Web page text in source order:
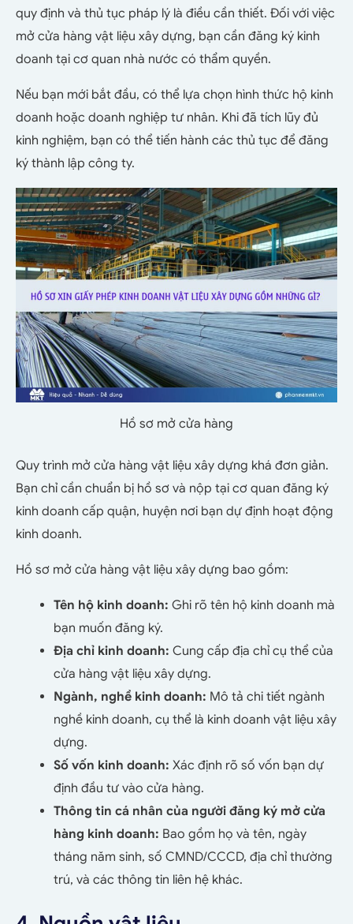
quy định và thủ tục pháp lý là điều cần thiết. Đối với việc
mở cửa hàng vật liệu xây dựng, bạn cần đăng ký kinh
doanh tại cơ quan nhà nước có thẩm quyền.
Nếu bạn mới bắt đầu, có thể lựa chọn hình thức hộ kinh
doanh hoặc doanh nghiệp tư nhân. Khi đã tích lũy đủ
kinh nghiệm, bạn có thể tiến hành các thủ tục để đăng
ký thành lập công ty.
Hồ sơ mở cửa hàng
Quy trình mở cửa hàng vật liệu xây dựng khá đơn giản.
Bạn chỉ cần chuẩn bị hồ sơ và nộp tại cơ quan đăng ký
kinh doanh cấp quận, huyện nơi bạn dự định hoạt động
kinh doanh.
Hồ sơ mở cửa hàng vật liệu xây dựng bao gồm:
Tên hộ kinh doanh: Ghi rõ tên hộ kinh doanh mà
bạn muốn đăng ký.
Địa chỉ kinh doanh: Cung cấp địa chỉ cụ thể của
cửa hàng vật liệu xây dựng.
Ngành, nghề kinh doanh: Mô tả chi tiết ngành
nghề kinh doanh, cụ thể là kinh doanh vật liệu xây
dựng.
Số vốn kinh doanh: Xác định rõ số vốn bạn dự
định đầu tư vào cửa hàng.
Thông tin cá nhân của người đăng ký mở cửa
hàng kinh doanh: Bao gồm họ và tên, ngày
tháng năm sinh, số CMND/CCCD, địa chỉ thường
trú, và các thông tin liên hệ khác.